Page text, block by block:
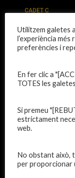
CADET C
INFANTIL
MINI A
C.E. EL VILAR
Utilitzem galetes
l’experiència
preferències i
En fer clic a
TOTES les
Si premeu
estrictament
web.
No obstant això,
per proporcionar